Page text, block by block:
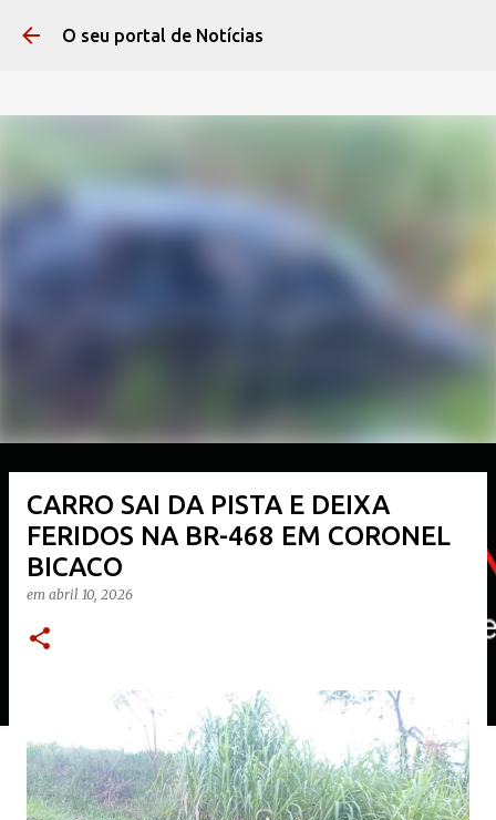
O seu portal de Notícias
​CARRO SAI DA PISTA E DEIXA
FERIDOS NA BR-468 EM CORONEL
BICACO
em abril 10, 2026